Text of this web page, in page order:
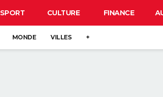
SPORT CULTURE FINANCE
MONDE VILLES +